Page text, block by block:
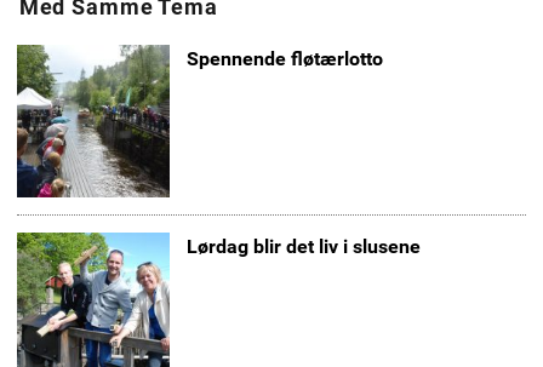
Med Samme Tema
Spennende fløtærlotto
Lørdag blir det liv i slusene